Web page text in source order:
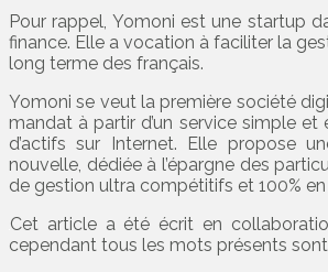
Pour rappel, Yomoni est une startup
finance. Elle a vocation à faciliter la
long terme des français.
Yomoni se veut la première société
mandat à partir d’un service simple et
d’actifs sur Internet. Elle propose
nouvelle, dédiée à l’épargne des
de gestion ultra compétitifs et 100% en
Cet article a été écrit en
cependant tous les mots présents